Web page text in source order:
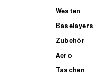
Westen
Baselayers
Zubehör
Aero
Taschen